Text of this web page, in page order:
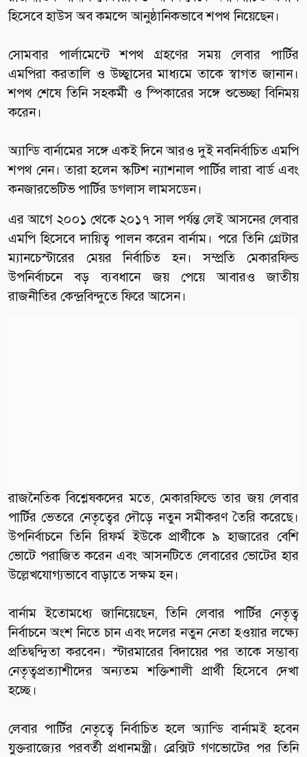
হিসেবে হাউস অব কমন্সে আনুষ্ঠানিকভাবে শপথ নিয়েছেন।
সোমবার পার্লামেন্টে শপথ গ্রহণের সময় লেবার পার্টির
এমপিরা করতালি ও উচ্ছ্বাসের মাধ্যমে তাকে স্বাগত জানান।
শপথ শেষে তিনি সহকর্মী ও স্পিকারের সঙ্গে শুভেচ্ছা বিনিময়
করেন।
অ্যান্ডি বার্নামের সঙ্গে একই দিনে আরও দুই নবনির্বাচিত এমপি
শপথ নেন। তারা হলেন স্কটিশ ন্যাশনাল পার্টির লারা বার্ড এবং
কনজারভেটিভ পার্টির ডগলাস লামসডেন।
এর আগে ২০০১ থেকে ২০১৭ সাল পর্যন্ত লেই আসনের লেবার
এমপি হিসেবে দায়িত্ব পালন করেন বার্নাম। পরে তিনি গ্রেটার
ম্যানচেস্টারের মেয়র নির্বাচিত হন। সম্প্রতি মেকারফিল্ড
উপনির্বাচনে বড় ব্যবধানে জয় পেয়ে আবারও জাতীয়
রাজনীতির কেন্দ্রবিন্দুতে ফিরে আসেন।
রাজনৈতিক বিশ্লেষকদের মতে, মেকারফিল্ডে তার জয় লেবার
পার্টির ভেতরে নেতৃত্বের দৌড়ে নতুন সমীকরণ তৈরি করেছে।
উপনির্বাচনে তিনি রিফর্ম ইউকে প্রার্থীকে ৯ হাজারের বেশি
ভোটে পরাজিত করেন এবং আসনটিতে লেবারের ভোটের হার
উল্লেখযোগ্যভাবে বাড়াতে সক্ষম হন।
বার্নাম ইতোমধ্যে জানিয়েছেন, তিনি লেবার পার্টির নেতৃত্ব
নির্বাচনে অংশ নিতে চান এবং দলের নতুন নেতা হওয়ার লক্ষ্যে
প্রতিদ্বন্দ্বিতা করবেন। স্টারমারের বিদায়ের পর তাকে সম্ভাব্য
নেতৃত্বপ্রত্যাশীদের অন্যতম শক্তিশালী প্রার্থী হিসেবে দেখা
হচ্ছে।
লেবার পার্টির নেতৃত্বে নির্বাচিত হলে অ্যান্ডি বার্নামই হবেন
যুক্তরাজ্যের পরবর্তী প্রধানমন্ত্রী। ব্রেক্সিট গণভোটের পর তিনি